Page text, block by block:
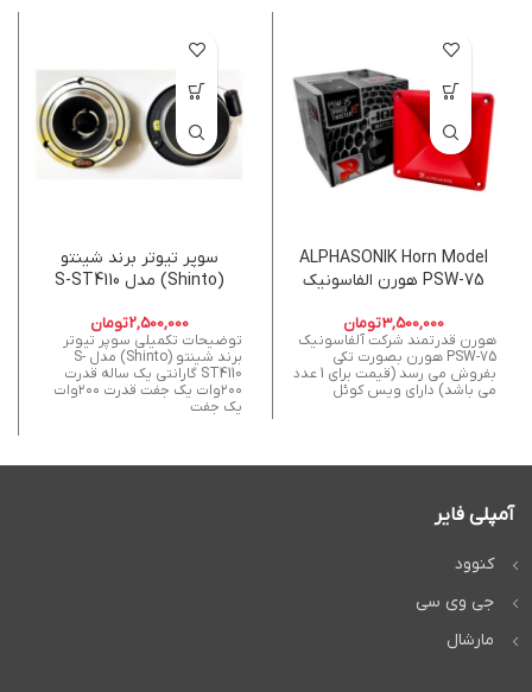
ALPHASONIK Horn Model
PSW-75 هورن الفاسونیک
3,500,000تومان
هورن قدرتمند شرکت آلفاسونیک
PSW-75 هورن بصورت تکی
بفروش می رسد (قیمت برای 1 عدد
می باشد) دارای ویس کوئل
سوپر تیوتر برند شینتو
(Shinto) مدل S-ST4110
2,500,000تومان
توضیحات تکمیلی سوپر تیوتر
برند شینتو (Shinto) مدل S-
ST4110 گارانتی یک ساله قدرت
۲۰۰وات یک جفت قدرت ۲۰۰وات
یک جفت
آمپلی فایر
کنوود
جی وی سی
مارشال